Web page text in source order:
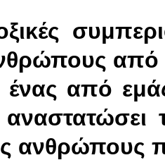
από
από
ανθρώπους